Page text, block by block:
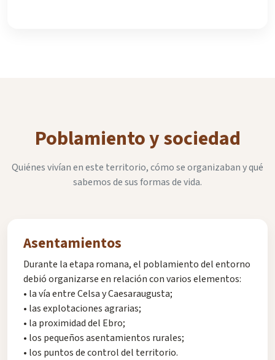
Poblamiento y sociedad
Quiénes vivían en este territorio, cómo se organizaban y qué
sabemos de sus formas de vida.
Asentamientos
Durante la etapa romana, el poblamiento del entorno
debió organizarse en relación con varios elementos:
• la vía entre Celsa y Caesaraugusta;
• las explotaciones agrarias;
• la proximidad del Ebro;
• los pequeños asentamientos rurales;
• los puntos de control del territorio.